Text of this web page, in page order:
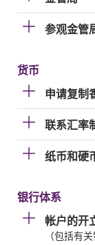
参观金管
货币
申请复制
联系汇率
纸币和硬
银行体系
帐户的开
（包括有